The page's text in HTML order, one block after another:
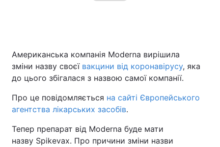
Американська компанія Moderna вирішила
зміни назву своєї вакцини від коронавірусу, яка
до цього збігалася з назвою самої компанії.
Про це повідомляється на сайті Європейського
агентства лікарських засобів.
Тепер препарат від Moderna буде мати
назву Spikevax. Про причини зміни назви